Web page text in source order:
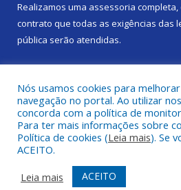
Realizamos uma assessoria
contrato que todas as exigências das
pública serão atendidas.
Todos os direitos reservados a
Mapa do Site
Acessar Área
Nós usamos cookies para
navegação no portal. Ao utilizar
concorda com a política de
Para ter mais informações sobre
Política de cookies (Leia mais). Se
ACEITO.
Leia mais
ACEITO